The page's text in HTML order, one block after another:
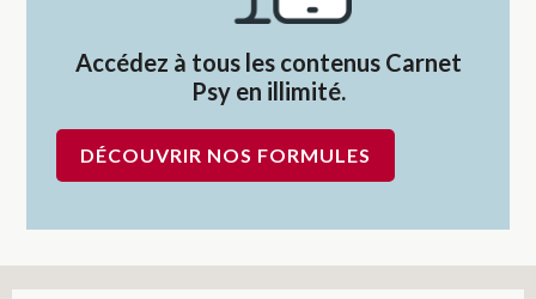
Accédez à tous les contenus Carnet
Psy en illimité.
DÉCOUVRIR NOS FORMULES